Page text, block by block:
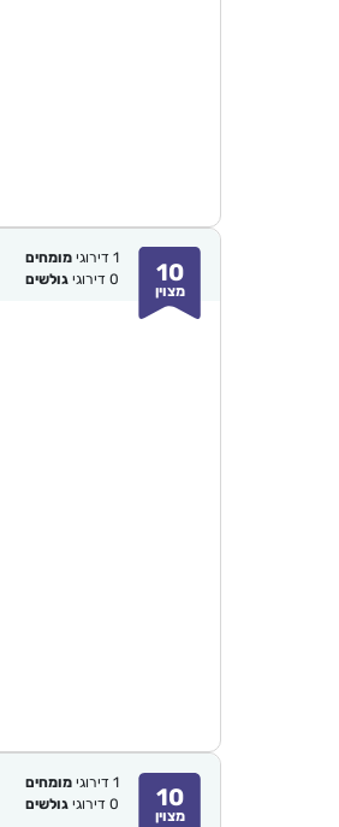
10
מצוין
1 דירוגימומחים
0 דירוגיגולשים
10
מצוין
1 דירוגימומחים
0 דירוגיגולשים